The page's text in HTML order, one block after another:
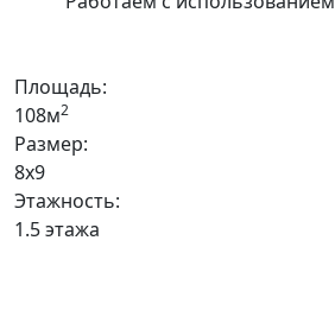
Площадь:
108м2
Размер:
8x9
Этажность:
1.5 этажа